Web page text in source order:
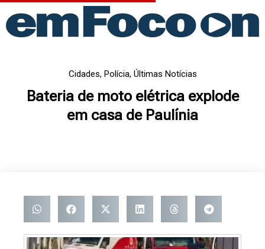
para
Cidades, Polícia, Últimas Notícias
Bateria de moto elétrica explode
em casa de Paulínia